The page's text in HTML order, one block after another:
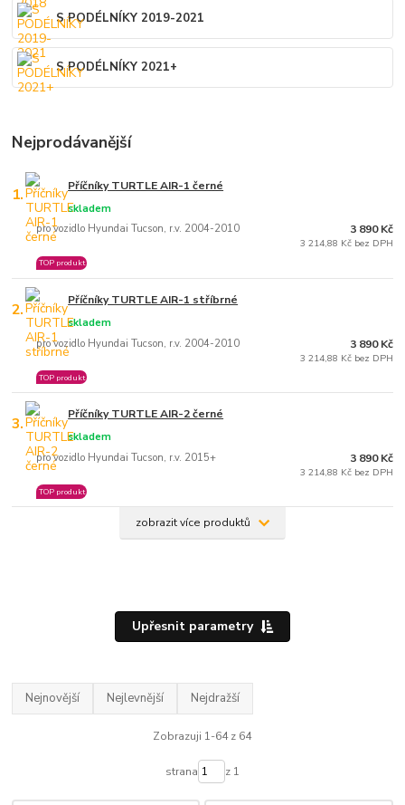
S PODÉLNÍKY 2019-2021
S PODÉLNÍKY 2021+
Nejprodávanější
1. Příčníky TURTLE AIR-1 černé
pro vozidlo Hyundai Tucson, r.v. 2004-2010
skladem
TOP produkt
3 890 Kč
3 214,88 Kč bez DPH
2. Příčníky TURTLE AIR-1 stříbrné
pro vozidlo Hyundai Tucson, r.v. 2004-2010
skladem
TOP produkt
3 890 Kč
3 214,88 Kč bez DPH
3. Příčníky TURTLE AIR-2 černé
pro vozidlo Hyundai Tucson, r.v. 2015+
skladem
TOP produkt
3 890 Kč
3 214,88 Kč bez DPH
zobrazit více produktů
Upřesnit parametry
Nejnovější Nejlevnější Nejdražší
Zobrazuji 1-64 z 64
strana z 1